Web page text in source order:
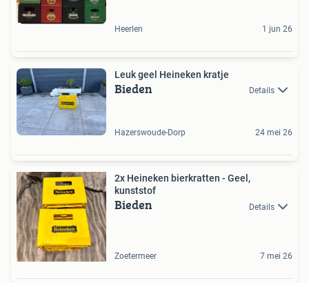
Heerlen 1 jun 26
Leuk geel Heineken kratje
Bieden Details
Hazerswoude-Dorp 24 mei 26
2x Heineken bierkratten - Geel,
kunststof
Bieden Details
Zoetermeer 7 mei 26